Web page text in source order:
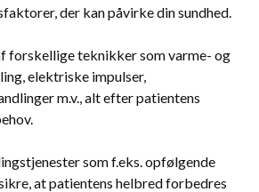
der kan påvirke din sundhed.
forskellige teknikker som varme- og
elektriske impulser,
m.v., alt efter patientens
som f.eks. opfølgende
at patientens helbred forbedres